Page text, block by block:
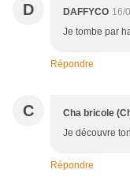
D DAFFYCO 16/
Je tombe par
Répondre
C Cha bricole
Je découvre
Répondre